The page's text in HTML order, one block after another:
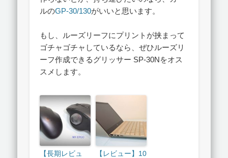
ルのGP-30/130がいいと思います。
もし、ルーズリーフにプリントが挟まって
ゴチャゴチャしているなら、ぜひルーズリ
ーフ作成できるグリッサー SP-30Nをオス
スメします。
【長期レビュ
【レビュー】10